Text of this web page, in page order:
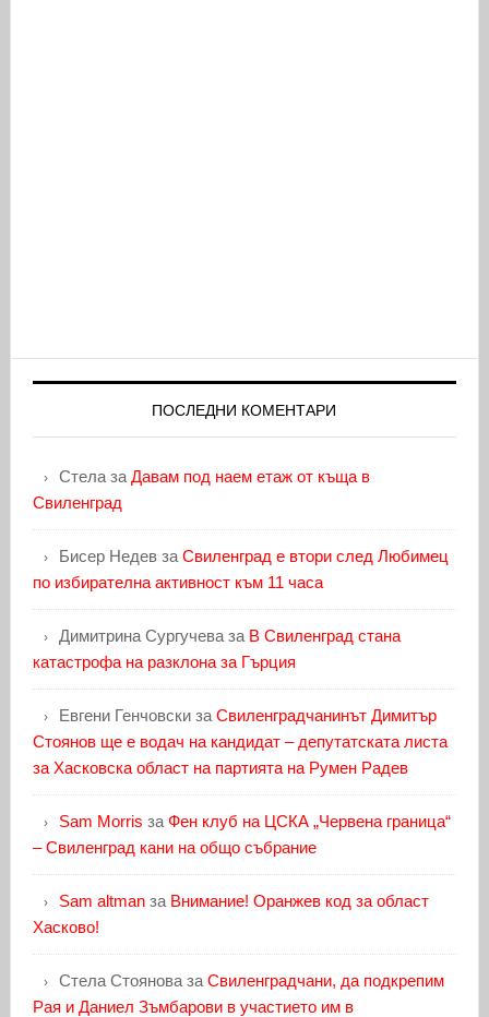
ПОСЛЕДНИ КОМЕНТАРИ
Стелаза Давам под наем етаж от къща в
Свиленград
Бисер Недевза Свиленград е втори след Любимец
по избирателна активност към 11 часа
Димитрина Сургучеваза В Свиленград стана
катастрофа на разклона за Гърция
Евгени Генчовскиза Свиленградчанинът Димитър
Стоянов ще е водач на кандидат – депутатската листа
за Хасковска област на партията на Румен Радев
Sam Morris за Фен клуб на ЦСКА „Червена граница“
– Свиленград кани на общо събрание
Sam altmanза Внимание! Оранжев код за област
Хасково!
Стела Стояноваза Свиленградчани, да подкрепим
Рая и Даниел Зъмбарови в участието им в